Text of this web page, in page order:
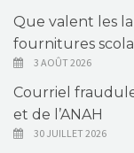
Que valent les
fournitures
3 AOÛT 2026
Courriel
et de l’ANAH
30 JUILLET 2026